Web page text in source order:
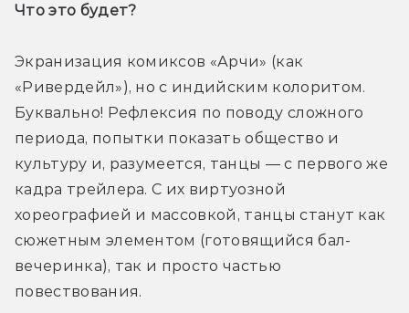
Что это будет?
Экранизация комиксов «Арчи» (как
«Ривердейл»), но с индийским колоритом.
Буквально! Рефлексия по поводу сложного
периода, попытки показать общество и
культуру и, разумеется, танцы — с первого же
кадра трейлера. С их виртуозной
хореографией и массовкой, танцы станут как
сюжетным элементом (готовящийся бал-
вечеринка), так и просто частью
повествования.